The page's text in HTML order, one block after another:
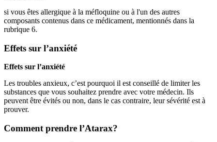
si vous êtes allergique à la méfloquine ou à l'un des autres
composants contenus dans ce médicament, mentionnés dans la
rubrique 6.
Effets sur l’anxiété
Effets sur l’anxiété
Les troubles anxieux, c’est pourquoi il est conseillé de limiter les
substances que vous souhaitez prendre avec votre médecin. Ils
peuvent être évités ou non, dans le cas contraire, leur sévérité est à
prouver.
Comment prendre l’Atarax?